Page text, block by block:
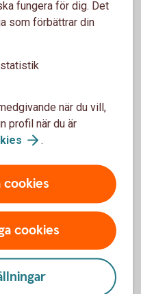
skogs- och
ligger till grund
den här resan?
för att hjälpa dig
och lantbruk.
fungera för dig. Det
som förbättrar din
statistik
när du vill,
profil när du är
.
cookies
cookies